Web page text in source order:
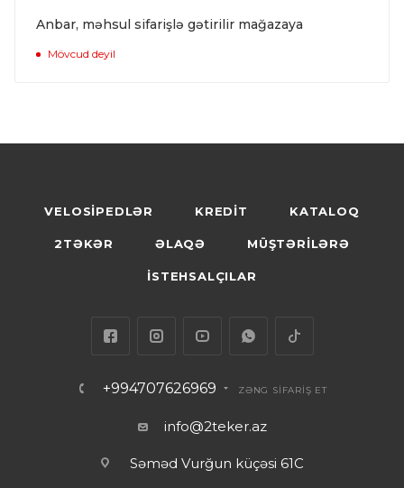
Anbar, məhsul sifarişlə gətirilir mağazaya
Mövcud deyil
VELOSİPEDLƏR KREDİT KATALOQ
2TƏKƏR ƏLAQƏ MÜŞTƏRİLƏRƏ
İSTEHSALÇILAR
+994707626969 ZƏNG SİFARİŞ ET
info@2teker.az
Səməd Vurğun küçəsi 61C